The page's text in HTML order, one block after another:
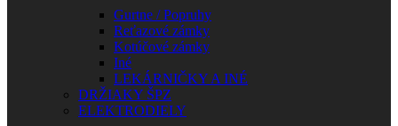
Gurtne / Popruhy
Reťazové zámky
Kotúčové zámky
Iné
LEKÁRNIČKY A INÉ
DRŽIAKY ŠPZ
ELEKTRODIELY